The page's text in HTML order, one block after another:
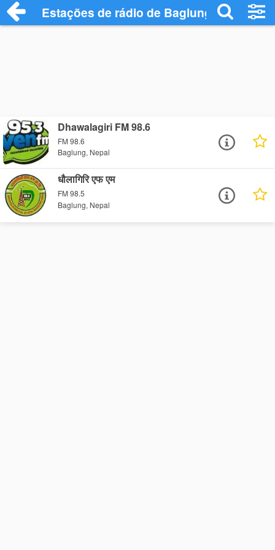
Estações de rádio de Baglung - Ouça
Dhawalagiri FM 98.6
FM 98.6
Baglung, Nepal
धौलागिरि एफ एम
FM 98.5
Baglung, Nepal